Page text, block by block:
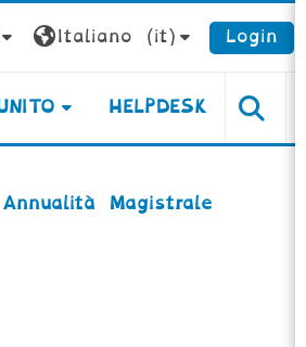
Italiano ‎(it)‎ Login
HELPDESK
Magistrale